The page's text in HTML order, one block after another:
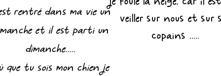
rentré dans ma vie un
et il est parti un
dimanche.....
que tu sois mon chien je
veiller sur nous et sur
copains .....